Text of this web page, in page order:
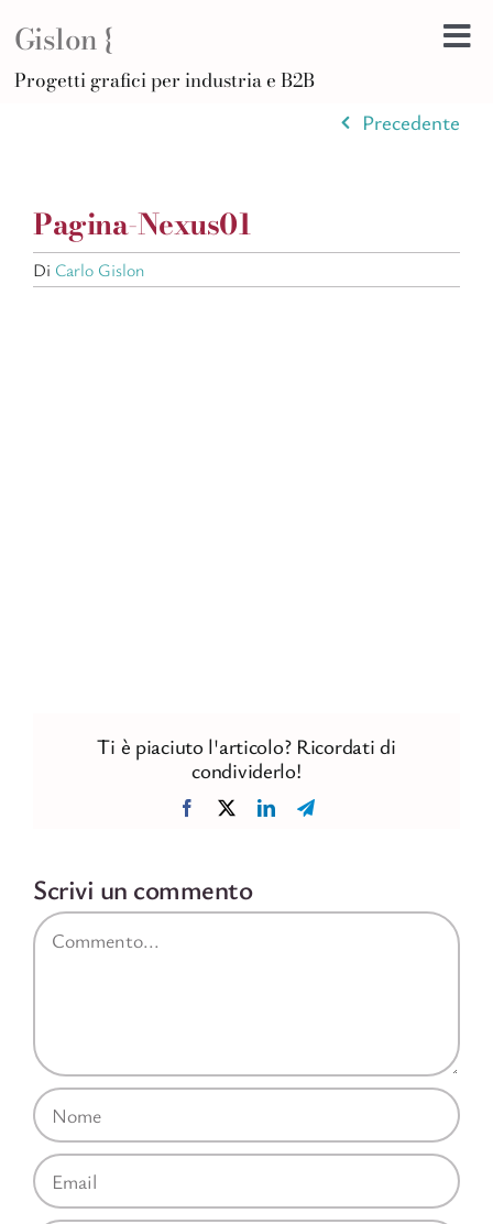
Gislon {
Progetti grafici per industria e B2B
Precedente
Pagina-Nexus01
Di Carlo Gislon
Ti è piaciuto l'articolo? Ricordati di
condividerlo!
Facebook LinkedInTelegram
Scrivi un commento
Commento